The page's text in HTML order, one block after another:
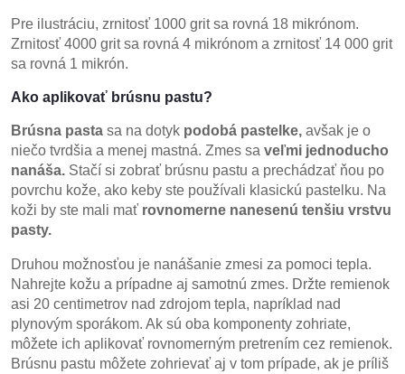
Pre ilustráciu, zrnitosť 1000 grit sa rovná 18 mikrónom.
Zrnitosť 4000 grit sa rovná 4 mikrónom a zrnitosť 14 000 grit
sa rovná 1 mikrón.
Ako aplikovať brúsnu pastu?
Brúsna pasta sa na dotyk podobá pastelke, avšak je o
niečo tvrdšia a menej mastná. Zmes sa veľmi jednoducho
nanáša. Stačí si zobrať brúsnu pastu a prechádzať ňou po
povrchu kože, ako keby ste používali klasickú pastelku. Na
koži by ste mali mať rovnomerne nanesenú tenšiu vrstvu
pasty.
Druhou možnosťou je nanášanie zmesi za pomoci tepla.
Nahrejte kožu a prípadne aj samotnú zmes. Držte remienok
asi 20 centimetrov nad zdrojom tepla, napríklad nad
plynovým sporákom. Ak sú oba komponenty zohriate,
môžete ich aplikovať rovnomerným pretrením cez remienok.
Brúsnu pastu môžete zohrievať aj v tom prípade, ak je príliš